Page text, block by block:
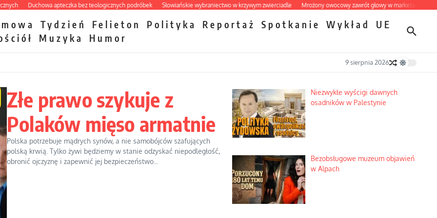
Duchowa apteczka bez teologicznych podróbek Słowiańskie wybraniectwo w krzywym zwierciadle Mrożony owocowy zawrót głowy w marketach
Tydzień Felieton Polityka Reportaż Spotkanie Wykład
UE
Muzyka Humor
9 sierpnia 2026
Złe prawo szykuje z
Polaków mięso armatnie
Polska potrzebuje mądrych synów, a nie samobójców szafujących
polską krwią. Tylko żywi będziemy w stanie odzyskać niepodległość,
obronić ojczyznę i zapewnić jej bezpieczeństwo...
Niezwykłe wyścigi dawnych
osadników w Palestynie
Bezobsługowe muzeum objawień
w Alpach